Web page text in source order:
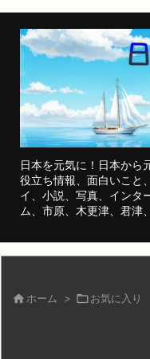
日本を元気に！日本から
役立ち情報、面白いこと
イ、小説、写真、インタ
ム、市原、木更津、君津
 ホーム > お気に入り